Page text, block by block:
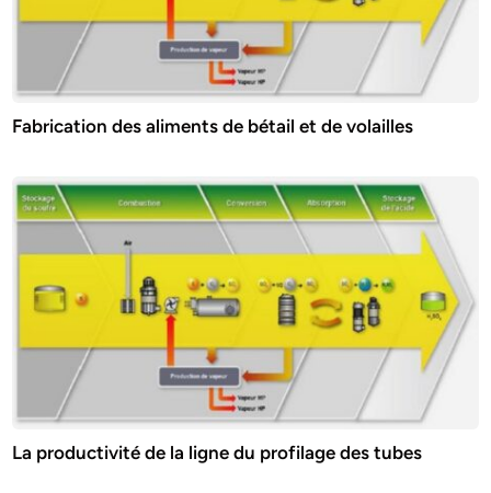
Fabrication des aliments de bétail et de volailles
La productivité de la ligne du profilage des tubes